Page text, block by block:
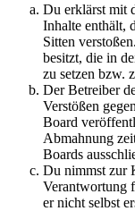
Du erklärst mit
Inhalte enthält,
Sitten
besitzt, die in
zu setzen bzw.
Der Betreiber
Verstößen
Board
Abmahnung
Boards
Du nimmst zur
Verantwortung
er nicht selbst